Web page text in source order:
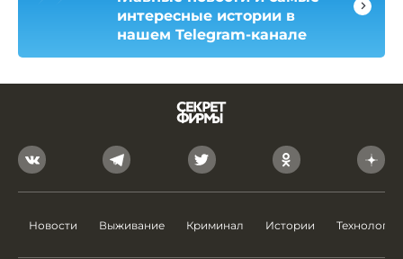
интересные истории в
нашем Telegram-канале
Новости Выживание Криминал Истории Технологии